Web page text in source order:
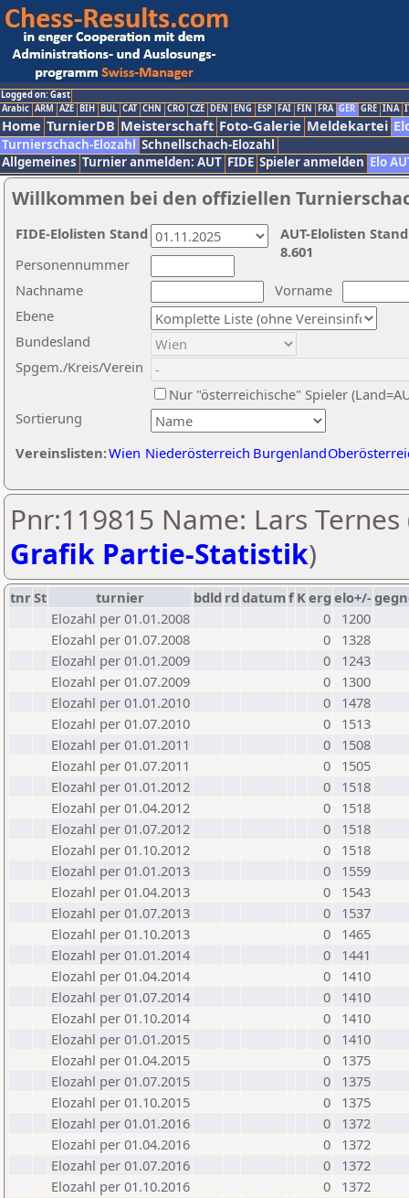
Logged on: Gast
Arabic ARM AZE BIH BUL CAT CHN CRO CZE DEN ENG ESP FAI FIN FRA GER GRE INA
Home TurnierDB Meisterschaft Foto-Galerie Meldekartei
Turnierschach-Elozahl Schnellschach-Elozahl
Allgemeines Turnier anmelden: AUT FIDE Spieler anmelden Elo
Willkommen bei den offiziellen
Nachname
Vorname
Ebene
Sortierung
Personennummer
Bundesland
Spgem./Kreis/Verein
Nur "österreichische" Spieler
Vereinslisten:Wien Niederösterreich Burgenland
AUT-Elolisten
8.601
FIDE-Elolisten Stand
Pnr:119815 Name: Lars Ternes
Grafik Partie-Statistik)
tnrSt turnier bdld rd datumf Kerg elo+/-
Elozahl per 01.01.2008
0
1200
Elozahl per 01.07.2008
0
1328
Elozahl per 01.01.2009
0
1243
Elozahl per 01.07.2009
0
1300
Elozahl per 01.01.2010
0
1478
Elozahl per 01.07.2010
0
1513
Elozahl per 01.01.2011
0
1508
Elozahl per 01.07.2011
0
1505
Elozahl per 01.01.2012
0
1518
Elozahl per 01.04.2012
0
1518
Elozahl per 01.07.2012
0
1518
Elozahl per 01.10.2012
0
1518
Elozahl per 01.01.2013
0
1559
Elozahl per 01.04.2013
0
1543
Elozahl per 01.07.2013
0
1537
Elozahl per 01.10.2013
0
1465
Elozahl per 01.01.2014
0
1441
Elozahl per 01.04.2014
0
1410
Elozahl per 01.07.2014
0
1410
Elozahl per 01.10.2014
0
1410
Elozahl per 01.01.2015
0
1410
Elozahl per 01.04.2015
0
1375
Elozahl per 01.07.2015
0
1375
Elozahl per 01.10.2015
0
1375
Elozahl per 01.01.2016
0
1372
Elozahl per 01.04.2016
0
1372
Elozahl per 01.07.2016
0
1372
Elozahl per 01.10.2016
0
1372